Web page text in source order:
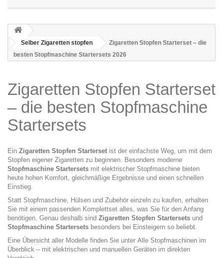
Selber Zigaretten stopfen
Zigaretten Stopfen Starterset – die
besten Stopfmaschine Startersets 2026
Zigaretten Stopfen Starterset
– die besten Stopfmaschine
Startersets
Ein Zigaretten Stopfen Starterset ist der einfachste Weg, um mit dem
Stopfen eigener Zigaretten zu beginnen. Besonders moderne
Stopfmaschine Startersets mit elektrischer Stopfmaschine bieten
heute hohen Komfort, gleichmäßige Ergebnisse und einen schnellen
Einstieg.
Statt Stopfmaschine, Hülsen und Zubehör einzeln zu kaufen, erhalten
Sie mit einem passenden Komplettset alles, was Sie für den Anfang
benötigen. Genau deshalb sind Zigaretten Stopfen Startersets und
Stopfmaschine Startersets besonders bei Einsteigern so beliebt.
Eine Übersicht aller Modelle finden Sie unter Alle Stopfmaschinen im
Überblick – mit elektrischen und manuellen Geräten im direkten